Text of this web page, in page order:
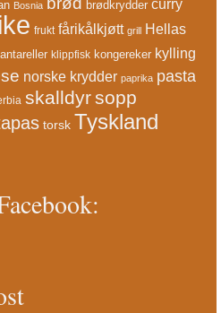
Bosnia brødkrydder curry
frukt fårikålkjøtt grill Hellas
klippfisk kongereker kylling
norske krydder paprika pasta
skalldyrsopp
torsk Tyskland